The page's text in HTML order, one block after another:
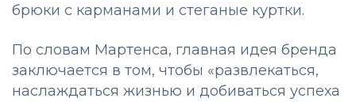
брюки с карманами и стеганые куртки.
По словам Мартенса, главная идея бренда
заключается в том, чтобы «развлекаться,
наслаждаться жизнью и добиваться успеха